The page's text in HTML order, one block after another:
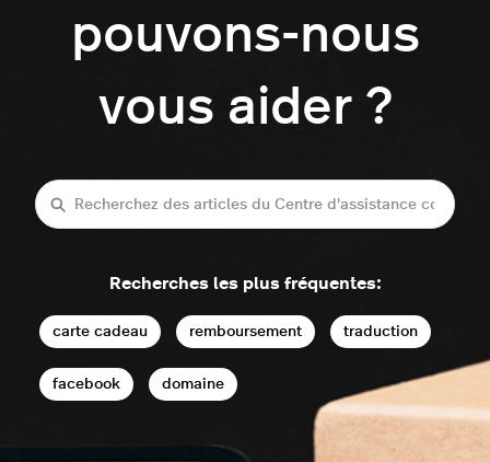
pouvons-nous
vous aider ?
Recherche
Recherches les plus fréquentes:
carte cadeau remboursement traduction
facebook domaine